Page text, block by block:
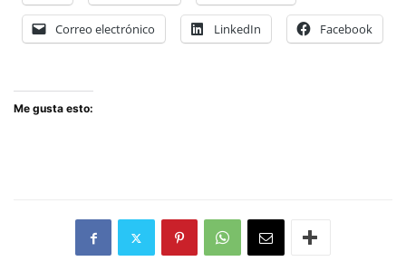
Correo electrónico LinkedIn Facebook
Me gusta esto: